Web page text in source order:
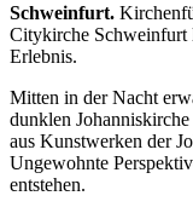
Schweinfurt.
Citykirche Schweinfurt
Erlebnis.
Mitten in der Nacht
dunklen
aus Kunstwerken der
Ungewohnte
entstehen.